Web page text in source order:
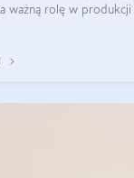
ważną rolę w produkcji